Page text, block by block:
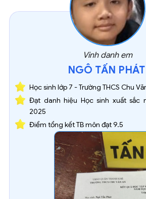
NGÔ TẤN PHÁT
Vinh danh em
Học sinh lớp 7 - Trường THCS Chu
Đạt danh hiệu Học sinh xuất sắc
2025
Điểm tổng kết TB môn đạt 9.5